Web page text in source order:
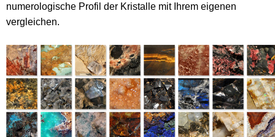
numerologische Profil der Kristalle mit Ihrem eigenen
vergleichen.